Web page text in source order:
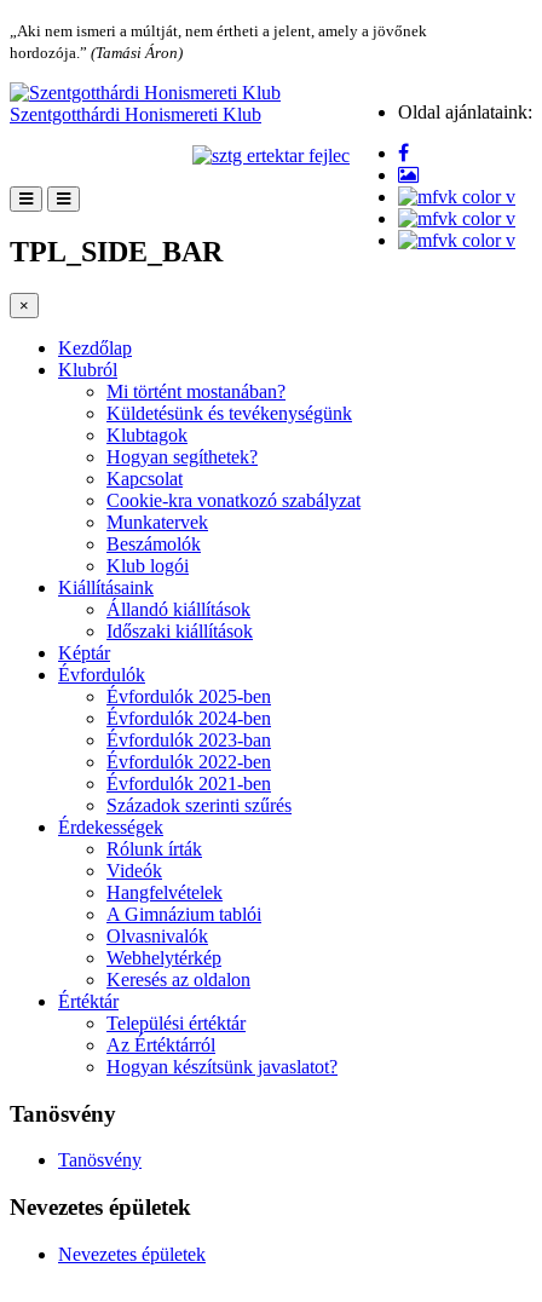
„Aki nem ismeri a múltját, nem értheti a jelent, amely a jövőnek
hordozója.” (Tamási Áron)
Oldal ajánlataink:
Szentgotthárdi Honismereti Klub
TPL_SIDE_BAR
×
Kezdőlap
Klubról
Mi történt mostanában?
Küldetésünk és tevékenységünk
Klubtagok
Hogyan segíthetek?
Kapcsolat
Cookie-kra vonatkozó szabályzat
Munkatervek
Beszámolók
Klub logói
Kiállításaink
Állandó kiállítások
Időszaki kiállítások
Képtár
Évfordulók
Évfordulók 2025-ben
Évfordulók 2024-ben
Évfordulók 2023-ban
Évfordulók 2022-ben
Évfordulók 2021-ben
Századok szerinti szűrés
Érdekességek
Rólunk írták
Videók
Hangfelvételek
A Gimnázium tablói
Olvasnivalók
Webhelytérkép
Keresés az oldalon
Értéktár
Települési értéktár
Az Értéktárról
Hogyan készítsünk javaslatot?
Tanösvény
Tanösvény
Nevezetes épületek
Nevezetes épületek